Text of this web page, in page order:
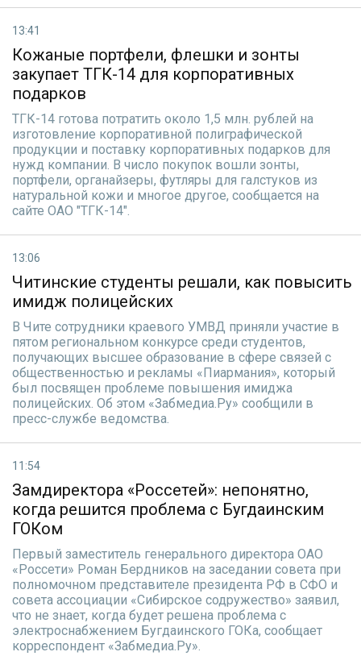
13:41
Кожаные портфели, флешки и зонты
закупает ТГК-14 для корпоративных
подарков
ТГК-14 готова потратить около 1,5 млн. рублей на
изготовление корпоративной полиграфической
продукции и поставку корпоративных подарков для
нужд компании. В число покупок вошли зонты,
портфели, органайзеры, футляры для галстуков из
натуральной кожи и многое другое, сообщается на
сайте ОАО "ТГК-14".
13:06
Читинские студенты решали, как повысить
имидж полицейских
В Чите сотрудники краевого УМВД приняли участие в
пятом региональном конкурсе среди студентов,
получающих высшее образование в сфере связей с
общественностью и рекламы «Пиармания», который
был посвящен проблеме повышения имиджа
полицейских. Об этом «Забмедиа.Ру» сообщили в
пресс-службе ведомства.
11:54
Замдиректора «Россетей»: непонятно,
когда решится проблема с Бугдаинским
ГОКом
Первый заместитель генерального директора ОАО
«Россети» Роман Бердников на заседании совета при
полномочном представителе президента РФ в СФО и
совета ассоциации «Сибирское содружество» заявил,
что не знает, когда будет решена проблема с
электроснабжением Бугдаинского ГОКа, сообщает
корреспондент «Забмедиа.Ру».